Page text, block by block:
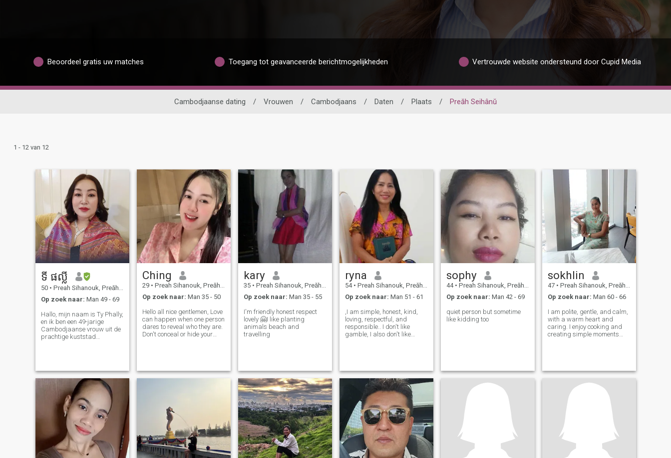
Beoordeel gratis uw matches Toegang tot geavanceerde berichtmogelijkheden Vertrouwde website ondersteund door Cupid Media
Cambodjaanse dating / Vrouwen / Cambodjaans / Daten / Plaats / Preăh Seihânŭ
1 - 12 van 12
ទី ផល្លី
50 • Preah Sihanouk, Preăh Seihânŭ, Cambodja
Op zoek naar: Man 49 - 69
Hallo, mijn naam is Ty Phally,
en ik ben een 49-jarige
Cambodjaanse vrouw uit de
prachtige kuststad
dochters en een zoon. Mijn
oudste kind is nu getrouwd
en heeft me de vreugde
gegeven om grootmoeder te
worden. I currently work as a
primary school teacher and
a part-time life insurance
agent. I find great meaning
in guiding others and
helping them plan for their
future. Ik vind veel zin in het
begeleiden van anderen en
Ching
29 • Preah Sihanouk, Preăh Seihânŭ, Cambodja
Op zoek naar: Man 35 - 50
Hello all nice gentlemen, Love
can happen when one person
dares to reveal who they are.
Don't conceal or hide your
deceit, please allow me to int
kary
35 • Preah Sihanouk, Preăh Seihânŭ, Cambodja
Op zoek naar: Man 35 - 55
I'm friendly honest respect
lovely 🤗I like planting
animals beach and
travelling
ryna
54 • Preah Sihanouk, Preăh Seihânŭ, Cambodja
Op zoek naar: Man 51 - 61
,I am simple, honest, kind,
loving, respectful, and
responsible.. I don't like
gamble, I also don't like
currently I am retied.
sophy
44 • Preah Sihanouk, Preăh Seihânŭ, Cambodja
Op zoek naar: Man 42 - 69
quiet person but sometime
like kidding too
sokhlin
47 • Preah Sihanouk, Preăh Seihânŭ, Cambodja
Op zoek naar: Man 60 - 66
I am polite, gentle, and calm,
with a warm heart and
caring. I enjoy cooking and
creating simple moments
sitting still. I value honesty,